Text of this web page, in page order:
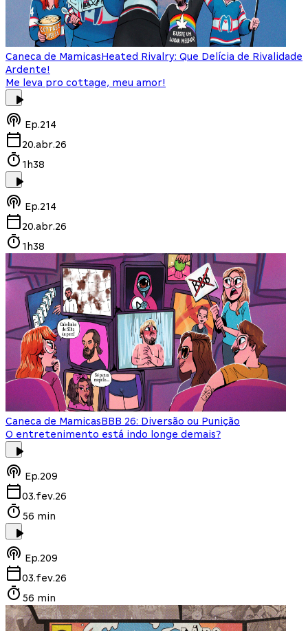
Caneca de MamicasHeated Rivalry: Que Delícia de Rivalidade
Ardente!
Me leva pro cottage, meu amor!
Ep.214
20.abr.26
1h38
Ep.214
20.abr.26
1h38
Caneca de MamicasBBB 26: Diversão ou Punição
O entretenimento está indo longe demais?
Ep.209
03.fev.26
56 min
Ep.209
03.fev.26
56 min